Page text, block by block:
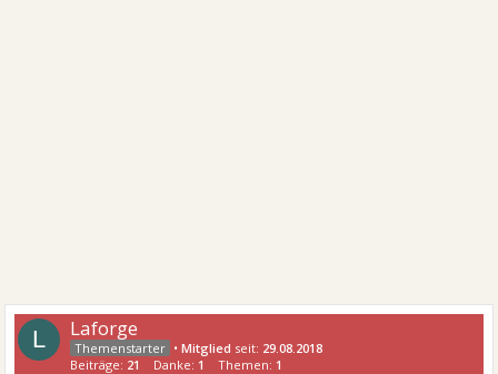
L Laforge
•Mitglied seit: 29.08.2018
Beiträge: 21 Danke: 1 Themen: 1